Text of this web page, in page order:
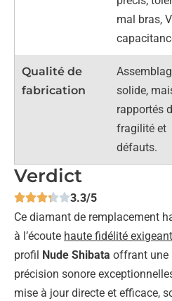
mal bras,
Qualité de
fabrication
solide,
rapportés
fragilité et
défauts.
Verdict
3.3/5
Ce diamant de remplacement
à l’écoute haute fidélité
profil
Nude Shibata offrant une
précision sonore
mise à jour directe et efficace,